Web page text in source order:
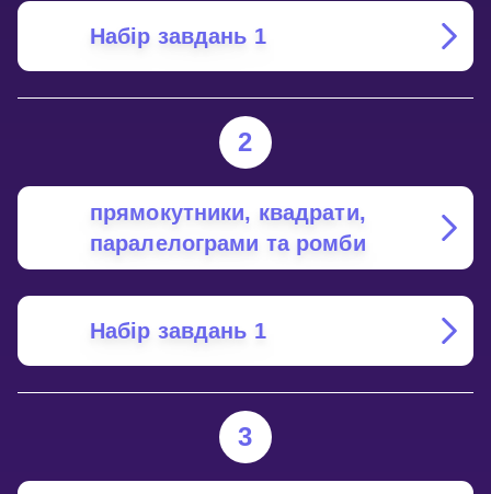
Набір завдань 1
2
прямокутники, квадрати,
паралелограми та ромби
Набір завдань 1
3